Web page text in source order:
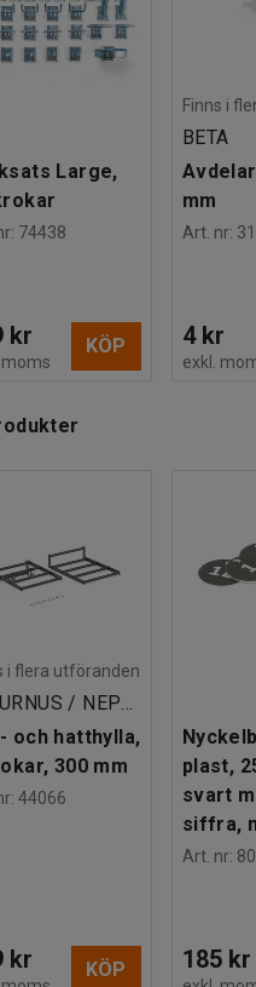
Large,
: 74438
kr
moms
KÖP
Finns i
BETA
mm
Art. nr:
4 kr
exkl.
i flera utföranden
SATURNUS / NEPTUNUS / MERKURIUS
och hatthylla,
300 mm
: 44066
kr KÖP
plast,
svart
siffra,
Art. nr:
185 kr